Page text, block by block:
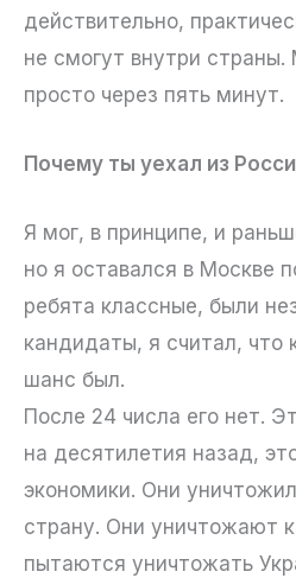
действительно,
не смогут внутри
просто через пять минут.
Почему ты уехал из
Я мог, в принципе, и
но я оставался в Москве
ребята классные, были
кандидаты, я считал, что
шанс был.
После 24 числа его нет.
на десятилетия назад,
экономики. Они
страну. Они уничтожают
пытаются уничтожать